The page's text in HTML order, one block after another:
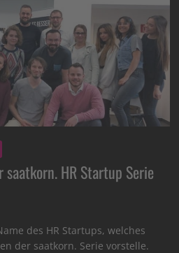
HR Startup Serie
des HR Startups, welches
der saatkorn. Serie vorstelle.